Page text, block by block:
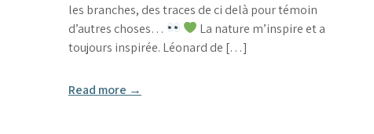
les branches, des traces de ci delà pour témoin
d’autres choses…
La nature m’inspire et a
toujours inspirée. Léonard de […]
Read more →